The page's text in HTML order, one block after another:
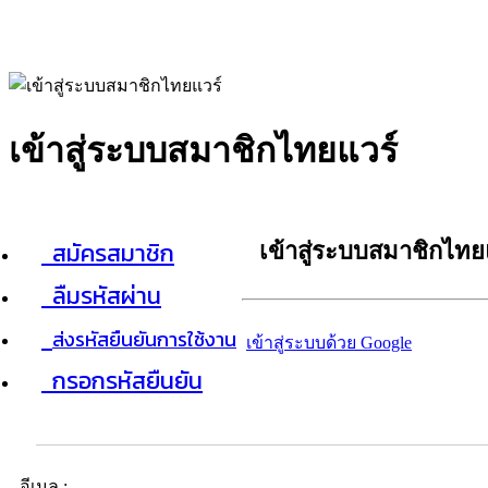
เข้าสู่ระบบสมาชิกไทยแวร์
สมัครสมาชิก
ลืมรหัสผ่าน
ส่งรหัสยืนยันการใช้งาน
กรอกรหัสยืนยัน
เข้าสู่ระบบสมาชิกไท
เข้าสู่ระบบด้วย Google